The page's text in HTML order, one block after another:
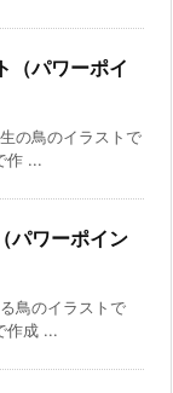
（パワーポイ
の鳥のイラストで
作 ...
パワーポイン
鳥のイラストで
作成 ...